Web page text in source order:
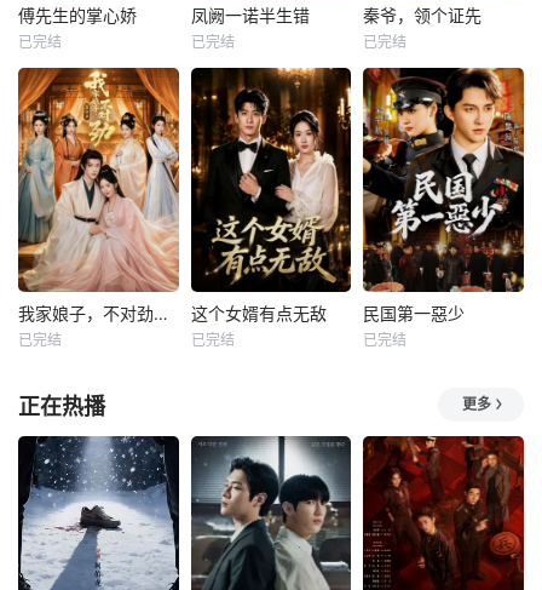
傅先生的掌心娇
已完结
凤阙一诺半生错
已完结
秦爷，领个证先
已完结
我家娘子，不对劲第四季
已完结
这个女婿有点无敌
已完结
民国第一惡少
已完结
正在热播 更多